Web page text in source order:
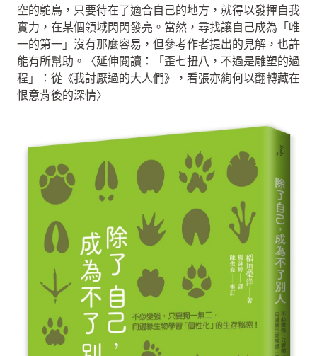
空的鴕鳥，只要待在了適合自己的地方，就得以發揮自我
實力，在某個領域閃閃發亮。當然，尋找讓自己成為「唯
一的第一」沒有那麼容易，但參考作者提出的見解，也許
能有所幫助。〈延伸閱讀：「歪七扭八，不過是雕塑的過
程」：從《我討厭過的大人們》，看張亦絢何以翻轉藏在
恨意背後的深情〉